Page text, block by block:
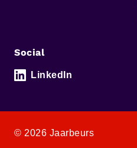
Social
LinkedIn
© 2026 Jaarbeurs